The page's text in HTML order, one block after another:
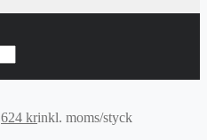
Det
624 krDet
inkl. moms/styck